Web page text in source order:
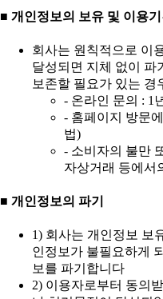
■ 개인정보의 보유 및 이용
회사는 원칙적으로 이
달성되면 지체 없이 파
보존할 필요가 있는
- 온라인 문의 : 1
- 홈페이지 방문
법)
- 소비자의 불만
자상거래 등에서
■ 개인정보의 파기
1) 회사는 개인정보 보
인정보가 불필요하게
보를 파기합니다
2) 이용자로부터 동의